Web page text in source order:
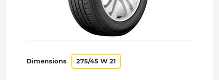
Dimensions 275/45 W 21